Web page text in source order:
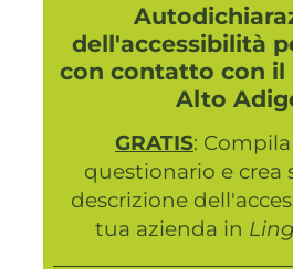
dell'accessibilità
con contatto con il
Alto
GRATIS:
questionario e crea
descrizione
tua azienda in